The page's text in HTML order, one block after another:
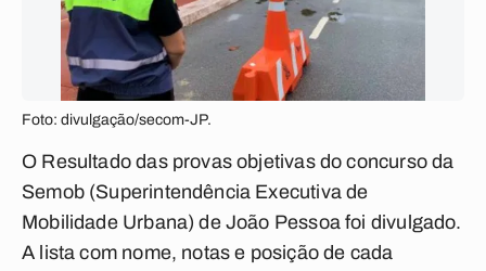
Foto: divulgação/secom-JP.
O Resultado das provas objetivas do concurso da
Semob (Superintendência Executiva de
Mobilidade Urbana) de João Pessoa foi divulgado.
A lista com nome, notas e posição de cada